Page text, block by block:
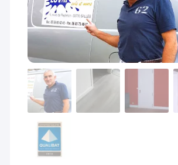
Previous